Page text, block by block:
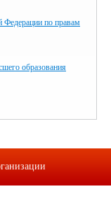
Федерации по правам
образования